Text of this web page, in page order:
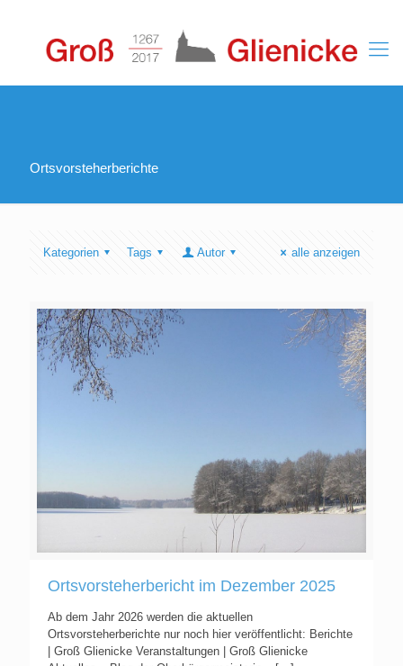
Ortsvorsteherberichte
Kategorien Tags Autor alle anzeigen
Ortsvorsteherbericht im Dezember 2025
Ab dem Jahr 2026 werden die aktuellen
Ortsvorsteherberichte nur noch hier veröffentlicht: Berichte
| Groß Glienicke Veranstaltungen | Groß Glienicke